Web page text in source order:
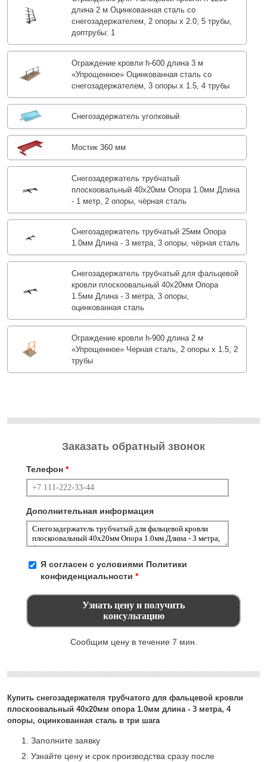
длина 2 м Оцинкованная сталь со
снегозадержателем, 2 опоры х 2.0, 5 трубы,
доптрубы: 1
Ограждение кровли h-600 длина 3 м
«Упрощенное» Оцинкованная сталь со
снегозадержателем, 3 опоры х 1.5, 4 трубы
Снегозадержатель уголковый
Мостик 360 мм
Снегозадержатель трубчатый
плоскоовальный 40х20мм Опора 1.0мм Длина
- 1 метр, 2 опоры, чёрная сталь
Снегозадержатель трубчатый 25мм Опора
1.0мм Длина - 3 метра, 3 опоры, чёрная сталь
Снегозадержатель трубчатый для фальцевой
кровли плоскоовальный 40х20мм Опора
1.5мм Длина - 3 метра, 3 опоры,
оцинкованная сталь
Ограждение кровли h-900 длина 2 м
«Упрощенное» Черная сталь, 2 опоры х 1.5, 2
трубы
Купить снегозадержателя трубчатого для фальцевой кровли
плоскоовальный 40х20мм опора 1.0мм длина - 3 метра, 4
опоры, оцинкованная сталь в три шага
Заполните заявку
Узнайте цену и срок производства сразу после
Заказать обратный звонок
Телефон *
Дополнительная информация
Я согласен с условиями Политики
конфиденциальности *
Сообщим цену в течение 7 мин.